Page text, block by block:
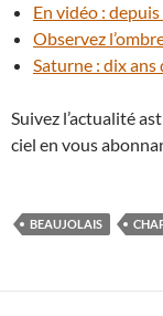
En vidéo :
Observez
Saturne : dix ans
Suivez l’actualité
ciel en vous
BEAUJOLAIS